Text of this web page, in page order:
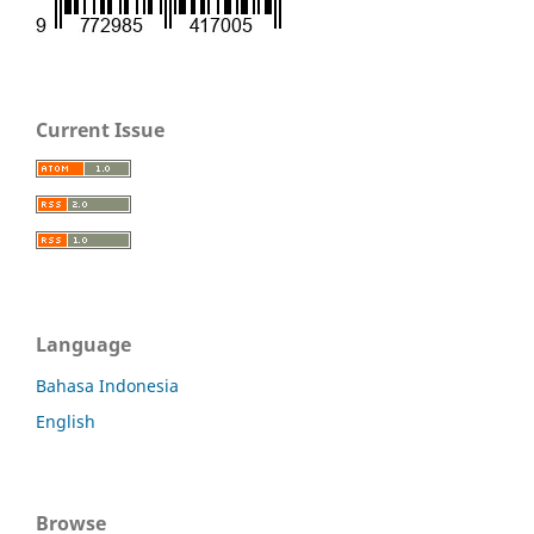
Current Issue
Language
Bahasa Indonesia
English
Browse